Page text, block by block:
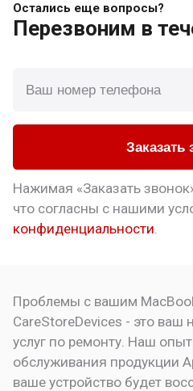
Остались еще вопросы?
Перезвоним в
Заказать
Нажимая «Заказать
что согласны с нашими
конфиденциальности
Проблемы с вашим
CareStoreDevices - это
услуг по ремонту. Наш
обслуживания продукции
ваше устройство будет